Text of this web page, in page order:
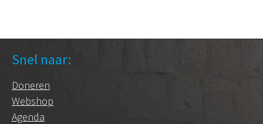
Snel naar:
Doneren
Webshop
Agenda